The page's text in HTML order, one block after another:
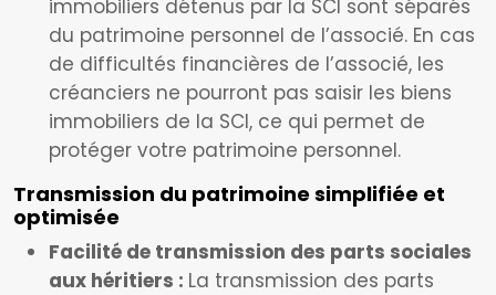
immobiliers détenus par la SCI sont séparés
du patrimoine personnel de l’associé. En cas
de difficultés financières de l’associé, les
créanciers ne pourront pas saisir les biens
immobiliers de la SCI, ce qui permet de
protéger votre patrimoine personnel.
Transmission du patrimoine simplifiée et
optimisée
Facilité de transmission des parts sociales
aux héritiers : La transmission des parts